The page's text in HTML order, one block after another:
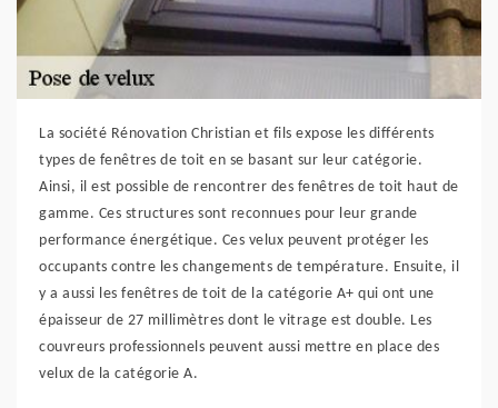
La société Rénovation Christian et fils expose les différents
types de fenêtres de toit en se basant sur leur catégorie.
Ainsi, il est possible de rencontrer des fenêtres de toit haut de
gamme. Ces structures sont reconnues pour leur grande
performance énergétique. Ces velux peuvent protéger les
occupants contre les changements de température. Ensuite, il
y a aussi les fenêtres de toit de la catégorie A+ qui ont une
épaisseur de 27 millimètres dont le vitrage est double. Les
couvreurs professionnels peuvent aussi mettre en place des
velux de la catégorie A.